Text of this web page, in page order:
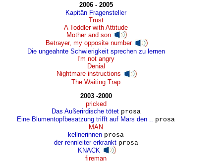
2006 - 2005
Kapitän Fragensteller
Trust
A Toddler with Attitude
Mother and son
Betrayer, my opposite number
Die ungeahnte Schwierigkeit sprechen zu lernen
I'm not angry
Denial
Nightmare instructions
The Waiting Trap
2003 -2000
pricked
Das Außerirdische tötet prosa
Eine Blumentopfbesatzung trifft auf Mars den ..
prosa
MAN
kellnerinnen prosa
der rennleiter erkrankt prosa
KNACK
fireman